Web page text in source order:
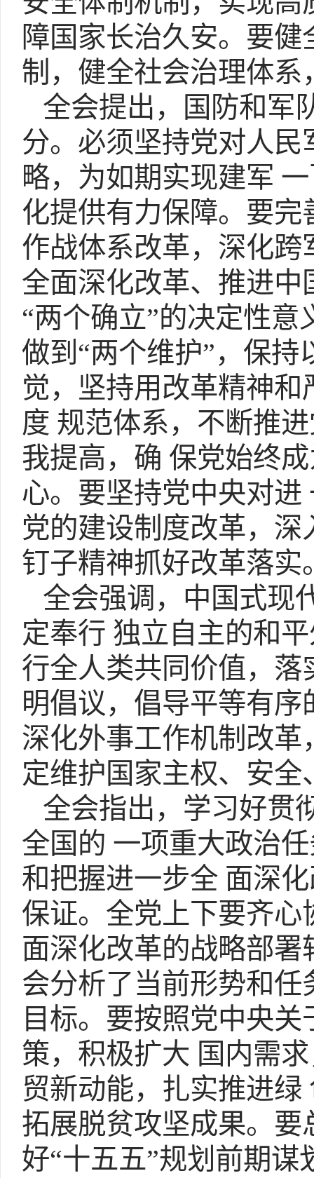
障国家长治久安。要
制，健全社会治理体
全会提出，国防和军
分。必须坚持党对人民
略，为如期实现建军
化提供有力保障。要
作战体系改革，深化
全面深化改革、推进
“两个确立”的决定性意
做到“两个维护”，保
觉，坚持用改革精神
度 规范体系，不断推
我提高，确 保党始终
心。要坚持党中央对
党的建设制度改革，
钉子精神抓好改革落
全会强调，中国式现
定奉行 独立自主的和
行全人类共同价值，
明倡议，倡导平等有
深化外事工作机制改
定维护国家主权、安
全会指出，学习好贯
全国的 一项重大政治
和把握进一步全 面深
保证。全党上下要齐
面深化改革的战略部
会分析了当前形势和
目 标。要按照党中央
策，积极扩大 国内需
贸新动能，扎实推进
拓展脱贫攻坚成果。要
好“十五五”规划前期